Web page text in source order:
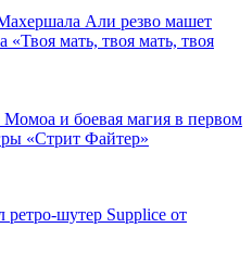
Али резво машет
мать, твоя мать, твоя
и боевая магия в первом
«Стрит Файтер»
шутер Supplice от